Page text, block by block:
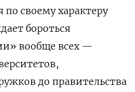
своему характеру
бороться
вообще всех —
до правительства